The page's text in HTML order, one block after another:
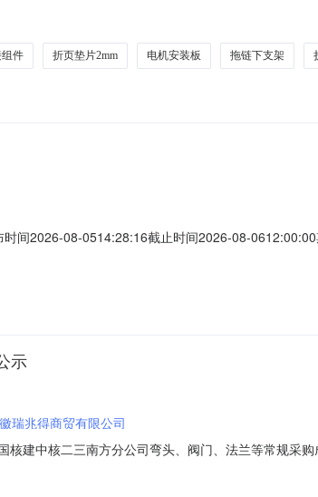
开关支架铆接组件物料描述：无1EA-31868
件 折页垫片2mm 电机安装板 拖链下支架
2026-08-0514:28:16截止时间2026-08-0612:00:00
标准订单(单次采购)询价类型：现货/标准品采购清单
物料描述：无1套-采购要求报价要求：需要报含税价、
示
瑞兆得商贸有限公司
建中核二三南方分公司弯头、阀门、法兰等常规采
报价(元)质量交货期资格能力条件1安徽瑞兆得商贸